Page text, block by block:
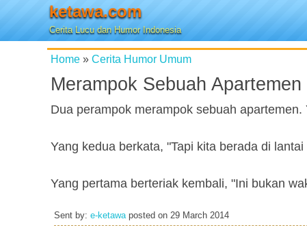
ketawa.com
Cerita Lucu dan Humor Indonesia
Home » Cerita Humor Umum
Merampok Sebuah Apartemen
Dua perampok merampok sebuah
Yang kedua berkata, "Tapi kita berada di lantai
Yang pertama berteriak kembali, "Ini bukan
Sent by: e-ketawaposted on 29 March 2014